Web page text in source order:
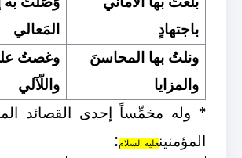
باجتهادٍ
المَعالي
ونلتُ بها المحاسنَ
والمزايا
وغصتُ
واللآلي
* وله مخمِّساً إحدى القصائد
المؤمنينعليه السلام: